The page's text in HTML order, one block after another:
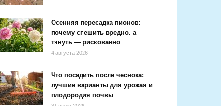
Осенняя пересадка пионов:
почему спешить вредно, а
тянуть — рискованно
4 августа 2026
Что посадить после чеснока:
лучшие варианты для урожая и
плодородия почвы